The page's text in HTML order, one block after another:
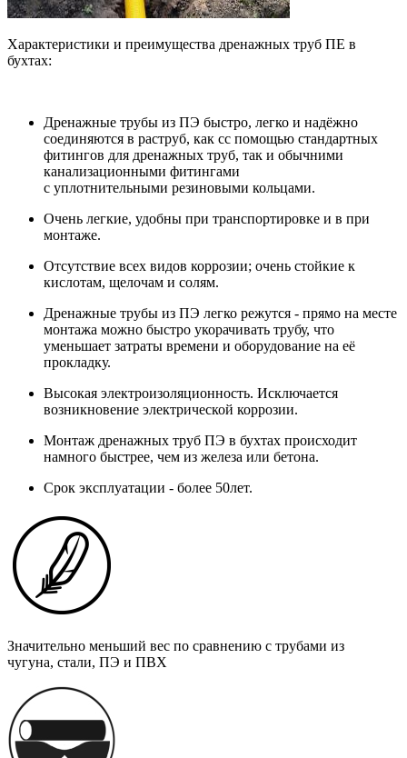
Характеристики и преимущества дренажных труб ПЕ в
бухтах:
Дренажные трубы из ПЭ быстро, легко и надёжно
соединяются в раструб, как сс помощью стандартных
фитингов для дренажных труб, так и обычними
канализационными фитингами
с уплотнительными резиновыми кольцами.
Очень легкие, удобны при транспортировке и в при
монтаже.
Отсутствие всех видов коррозии; очень стойкие к
кислотам, щелочам и солям.
Дренажные трубы из ПЭ легко режутся - прямо на месте
монтажа можно быстро укорачивать трубу, что
уменьшает затраты времени и оборудование на её
прокладку.
Высокая электроизоляционность. Исключается
возникновение электрической коррозии.
Монтаж дренажных труб ПЭ в бухтах происходит
намного быстрее, чем из железа или бетона.
Срок эксплуатации - более 50лет.
Значительно меньший вес по сравнению с трубами из
чугуна, стали, ПЭ и ПВХ